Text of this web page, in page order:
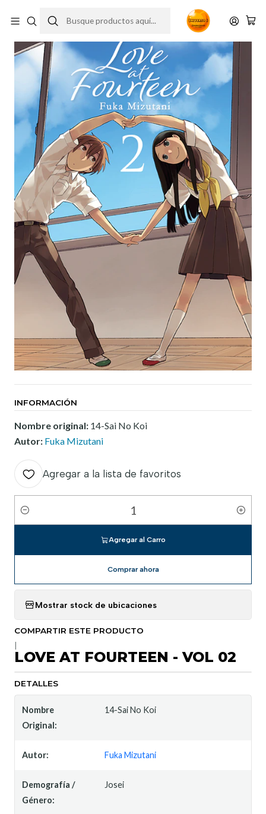
INFORMACIÓN
Nombre original: 14-Sai No Koi
Autor: Fuka Mizutani
Agregar a la lista de favoritos
Cantidad
Agregar al Carro
Comprar ahora
Mostrar stock de ubicaciones
COMPARTIR ESTE PRODUCTO
LOVE AT FOURTEEN - VOL 02
DETALLES
Nombre
Original:
14-Sai No Koi
Autor: Fuka Mizutani
Demografía /
Género:
Josei